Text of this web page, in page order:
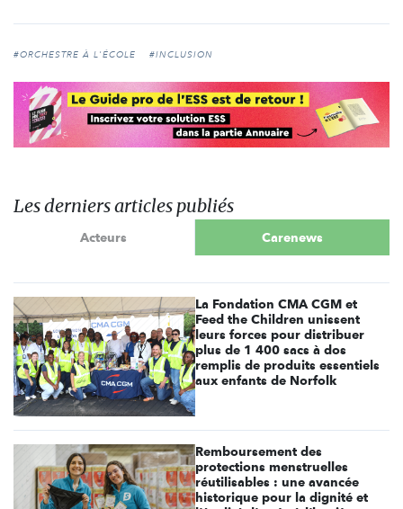
#ORCHESTRE À L'ÉCOLE #INCLUSION
Les derniers articles publiés
Acteurs Carenews
La Fondation CMA CGM et
Feed the Children unissent
leurs forces pour distribuer
plus de 1 400 sacs à dos
remplis de produits essentiels
aux enfants de Norfolk
Remboursement des
protections menstruelles
réutilisables : une avancée
historique pour la dignité et